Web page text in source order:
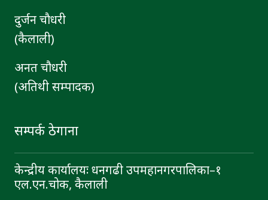
दुर्जन चाैधरी
(कैलाली)
अनत चौधरी
(अतिथी सम्पादक)
सम्पर्क ठेगाना
केन्द्रीय कार्यालयः धनगढी उपमहानगरपालिका–१
एल.एन.चोक, कैलाली